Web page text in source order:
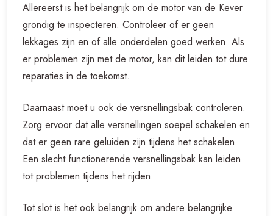
Allereerst is het belangrijk om de motor van de Kever
grondig te inspecteren. Controleer of er geen
lekkages zijn en of alle onderdelen goed werken. Als
er problemen zijn met de motor, kan dit leiden tot dure
reparaties in de toekomst.
Daarnaast moet u ook de versnellingsbak controleren.
Zorg ervoor dat alle versnellingen soepel schakelen en
dat er geen rare geluiden zijn tijdens het schakelen.
Een slecht functionerende versnellingsbak kan leiden
tot problemen tijdens het rijden.
Tot slot is het ook belangrijk om andere belangrijke